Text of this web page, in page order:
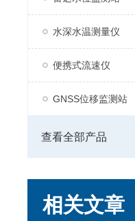
水深水温测量仪
便携式流速仪
GNSS位移监测站
查看全部产品
相关文章